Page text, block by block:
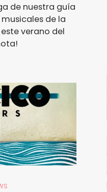
de nuestra guía
de la
verano del